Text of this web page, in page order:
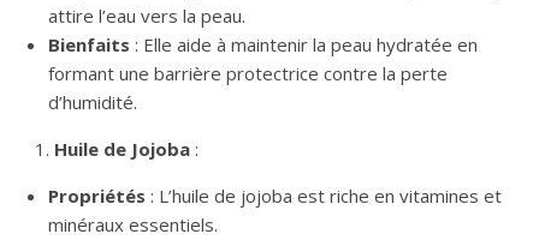
attire l’eau vers la peau.
Bienfaits : Elle aide à maintenir la peau hydratée en
formant une barrière protectrice contre la perte
d’humidité.
Huile de Jojoba :
Propriétés : L’huile de jojoba est riche en vitamines et
minéraux essentiels.